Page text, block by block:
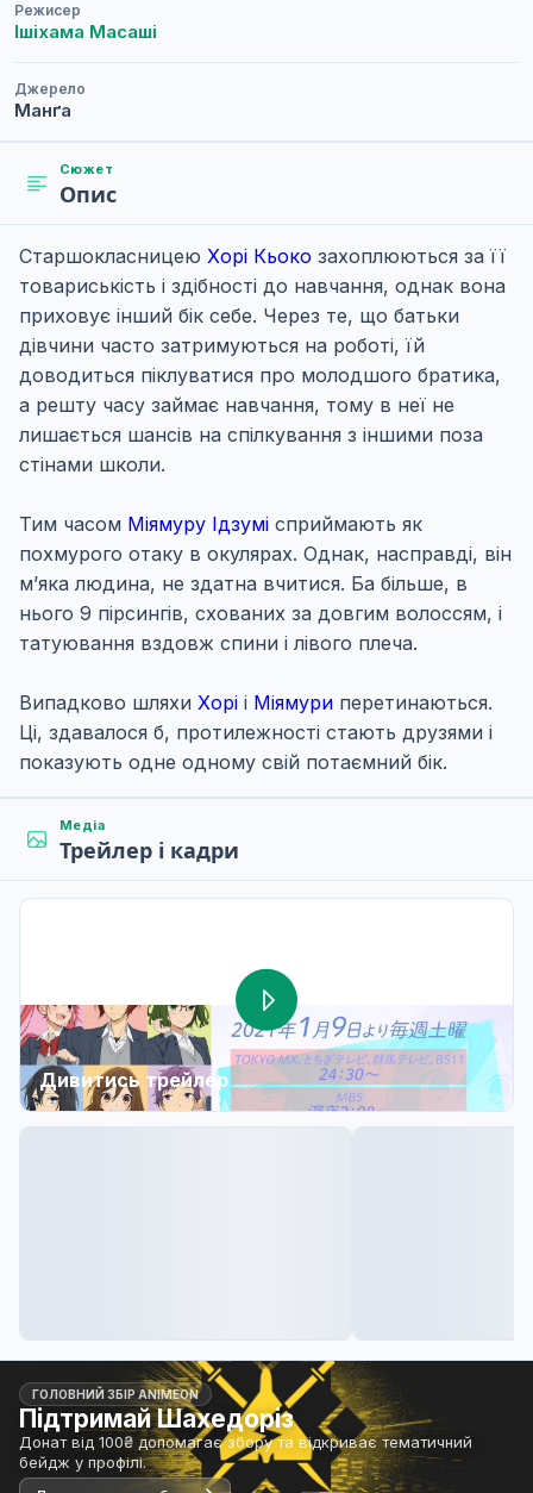
Режисер
Ішіхама Масаші
Джерело
Манґа
Сюжет
Опис
Старшокласницею Хорі Кьоко захоплюються за її
товариськість і здібності до навчання, однак вона
приховує інший бік себе. Через те, що батьки
дівчини часто затримуються на роботі, їй
доводиться піклуватися про молодшого братика,
а решту часу займає навчання, тому в неї не
лишається шансів на спілкування з іншими поза
стінами школи.
Тим часом Міямуру Ідзумі сприймають як
похмурого отаку в окулярах. Однак, насправді, він
м’яка людина, не здатна вчитися. Ба більше, в
нього 9 пірсингів, схованих за довгим волоссям, і
татуювання вздовж спини і лівого плеча.
Випадково шляхи Хорі і Міямури перетинаються.
Ці, здавалося б, протилежності стають друзями і
показують одне одному свій потаємний бік.
Медіа
Трейлер і кадри
Дивитись трейлер
ГОЛОВНИЙ ЗБІР ANIMEON
Підтримай Шахедоріз
Донат від 100₴ допомагає збору та відкриває тематичний
бейдж у профілі.